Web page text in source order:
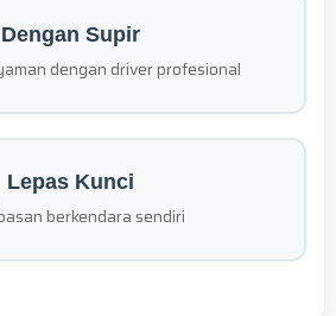
Dengan Supir
dengan driver profesional
Lepas Kunci
berkendara sendiri